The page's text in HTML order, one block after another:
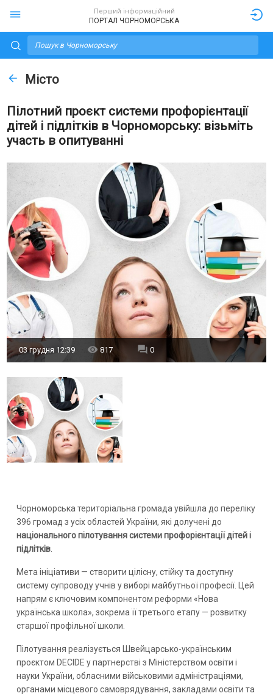
Перший інформаційний
ПОРТАЛ ЧОРНОМОРСЬКА
Місто
Пілотний проєкт системи профорієнтації
дітей і підлітків в Чорноморську: візьміть
участь в опитуванні
03 грудня 12:39 817 0
Чорноморська територіальна громада увійшла до переліку
396 громад з усіх областей України, які долучені до
національного пілотування системи профорієнтації дітей і
підлітків.
Мета ініціативи — створити цілісну, стійку та доступну
систему супроводу учнів у виборі майбутньої професії. Цей
напрям є ключовим компонентом реформи «Нова
українська школа», зокрема її третього етапу — розвитку
старшої профільної школи.
Пілотування реалізується Швейцарсько-українським
проєктом DECIDE у партнерстві з Міністерством освіти і
науки України, обласними військовими адміністраціями,
органами місцевого самоврядування, закладами освіти та